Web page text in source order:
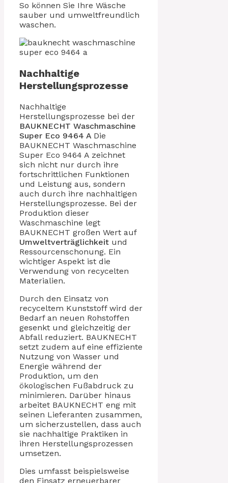
So können Sie Ihre Wäsche
sauber und umweltfreundlich
waschen.
Nachhaltige
Herstellungsprozesse
Nachhaltige
Herstellungsprozesse bei der
BAUKNECHT Waschmaschine
Super Eco 9464 A Die
BAUKNECHT Waschmaschine
Super Eco 9464 A zeichnet
sich nicht nur durch ihre
fortschrittlichen Funktionen
und Leistung aus, sondern
auch durch ihre nachhaltigen
Herstellungsprozesse. Bei der
Produktion dieser
Waschmaschine legt
BAUKNECHT großen Wert auf
Umweltverträglichkeit und
Ressourcenschonung. Ein
wichtiger Aspekt ist die
Verwendung von recycelten
Materialien.
Durch den Einsatz von
recyceltem Kunststoff wird der
Bedarf an neuen Rohstoffen
gesenkt und gleichzeitig der
Abfall reduziert. BAUKNECHT
setzt zudem auf eine effiziente
Nutzung von Wasser und
Energie während der
Produktion, um den
ökologischen Fußabdruck zu
minimieren. Darüber hinaus
arbeitet BAUKNECHT eng mit
seinen Lieferanten zusammen,
um sicherzustellen, dass auch
sie nachhaltige Praktiken in
ihren Herstellungsprozessen
umsetzen.
Dies umfasst beispielsweise
den Einsatz erneuerbarer